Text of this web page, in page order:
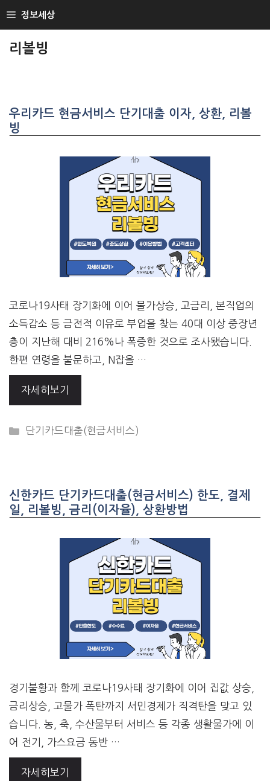
TO
정보세상
리볼빙
우리카드 현금서비스 단기대출 이자, 상환, 리볼
빙
코로나19사태 장기화에 이어 물가상승, 고금리, 본직업의
소득감소 등 금전적 이유로 부업을 찾는 40대 이상 중장년
층이 지난해 대비 216%나 폭증한 것으로 조사됐습니다.
한편 연령을 불문하고, N잡을 …
자세히보기
CATEGORIES
단기카드대출(현금서비스)
신한카드 단기카드대출(현금서비스) 한도, 결제
일, 리볼빙, 금리(이자율), 상환방법
경기불황과 함께 코로나19사태 장기화에 이어 집값 상승,
금리상승, 고물가 폭탄까지 서민경제가 직격탄을 맞고 있
습니다. 농, 축, 수산물부터 서비스 등 각종 생활물가에 이
어 전기, 가스요금 동반 …
자세히보기